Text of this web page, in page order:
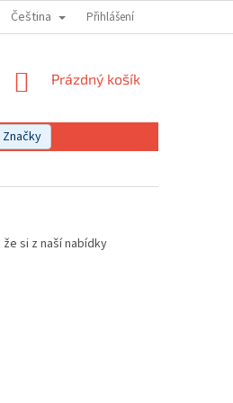
Čeština Přihlášení
NÁKUPNÍ
Prázdný košík
Značky
si z naší nabídky